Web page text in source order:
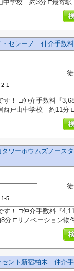
中学校 約3分 □最寄
・セレーノ 仲介手数
1
！ □仲介手数料『
戸山中学校 約11分
タワーホウムズノース
1-5
！ □仲介手数料『
□リノベーション物
セント新宿柏木 仲介